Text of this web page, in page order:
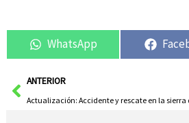
WhatsApp
AntANTERIOR
Actualización: Accidente y rescate en la sierra